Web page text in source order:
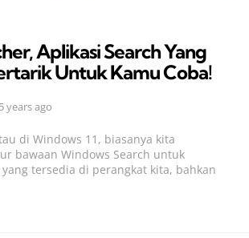
Aplikasi Search Yang
Untuk Kamu Coba!
5 years ago
di Windows 11, biasanya kita
bawaan Windows Search untuk
tersedia di perangkat kita, bahkan